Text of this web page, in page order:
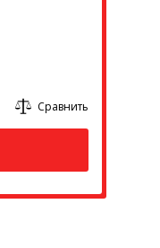
Сравнить